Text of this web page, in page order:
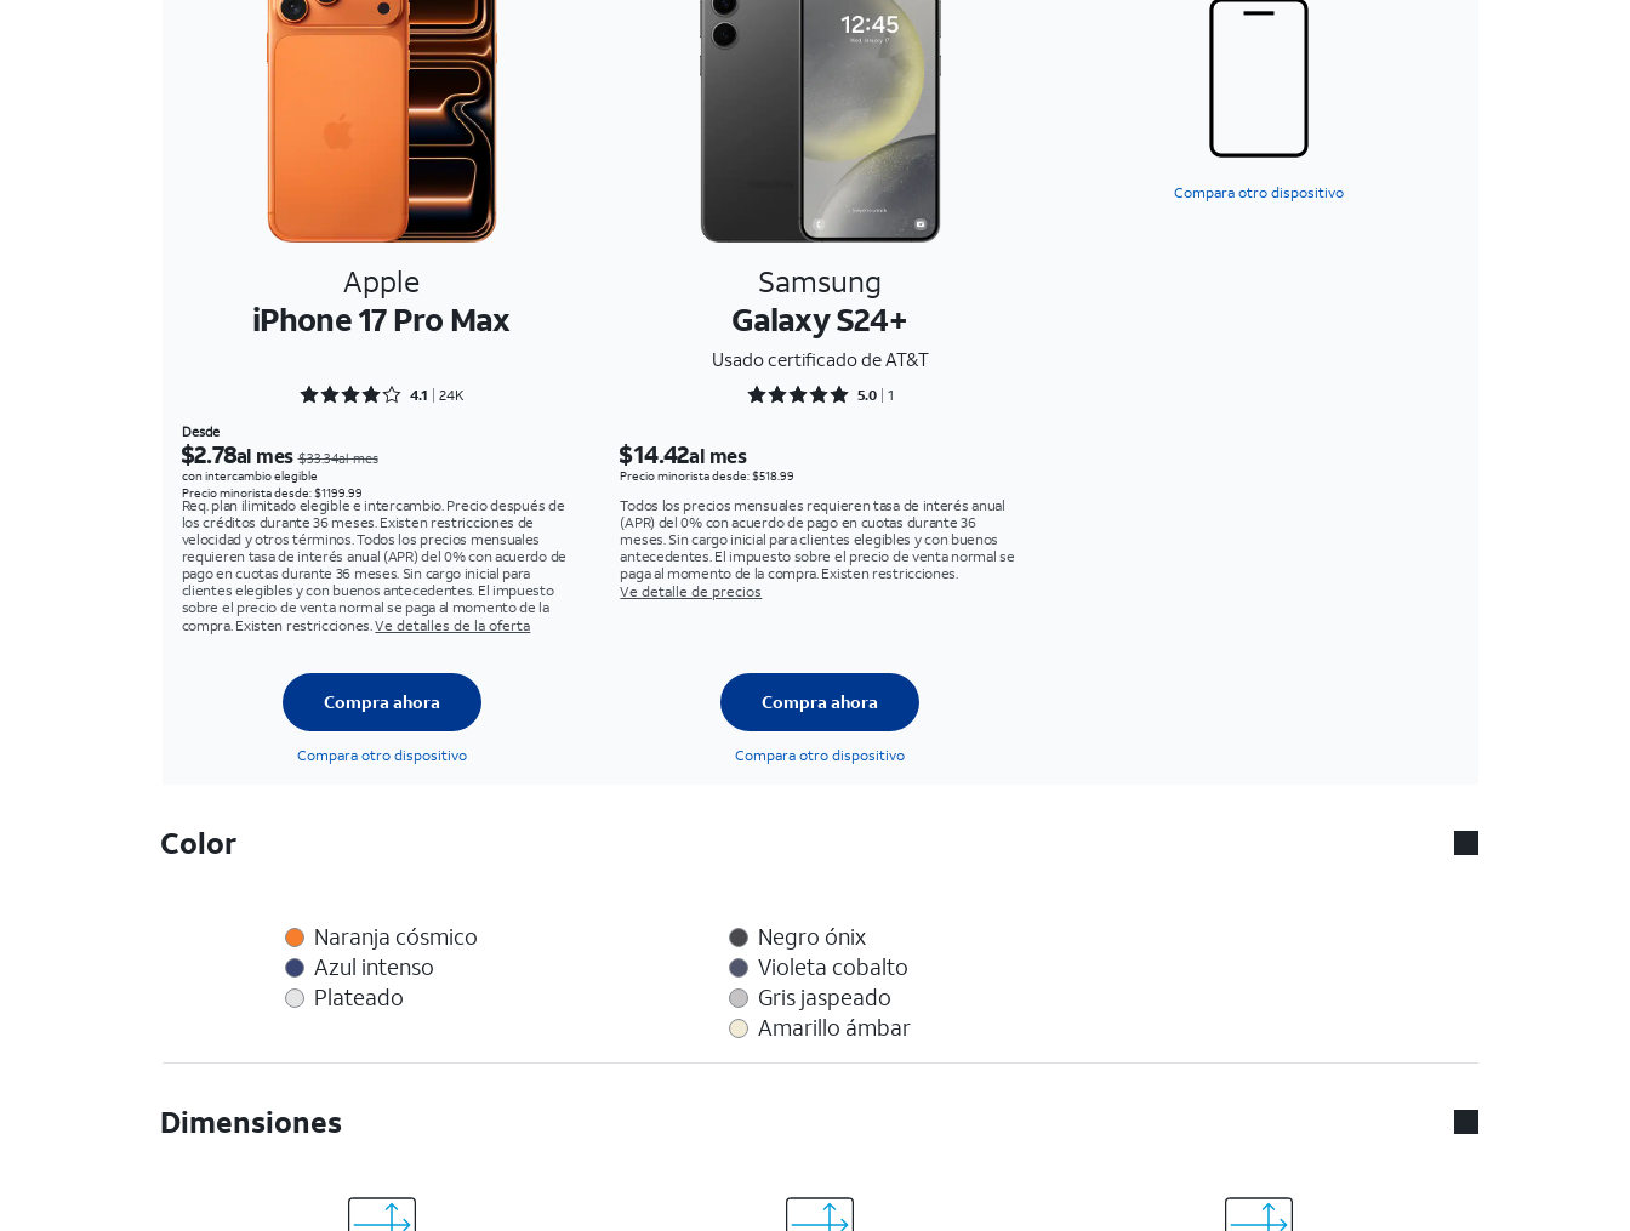
Compara otro dispositivo
Apple
iPhone 17 Pro Max
Samsung
Galaxy S24+
Usado certificado de AT&T
Rated 4.1353 out of 5
4.1 24K Rated 5 out of 5
5.0 1
Desde
$2.78al mes$33.34al mes
con intercambio elegible
Precio minorista desde: $1199.99
Req. plan ilimitado elegible e intercambio. Precio después de
los créditos durante 36 meses. Existen restricciones de
velocidad y otros términos. Todos los precios mensuales
requieren tasa de interés anual (APR) del 0% con acuerdo de
pago en cuotas durante 36 meses. Sin cargo inicial para
clientes elegibles y con buenos antecedentes. El impuesto
sobre el precio de venta normal se paga al momento de la
compra. Existen restricciones.Ve detalles de la oferta
$14.42al mes
Precio minorista desde: $518.99
Todos los precios mensuales requieren tasa de interés anual
(APR) del 0% con acuerdo de pago en cuotas durante 36
meses. Sin cargo inicial para clientes elegibles y con buenos
antecedentes. El impuesto sobre el precio de venta normal se
paga al momento de la compra. Existen restricciones.
Ve detalle de precios
Compra ahora
Compara otro dispositivo
Compra ahora
Compara otro dispositivo
Color
Naranja cósmico
Azul intenso
Plateado
Negro ónix
Violeta cobalto
Gris jaspeado
Amarillo ámbar
Dimensiones